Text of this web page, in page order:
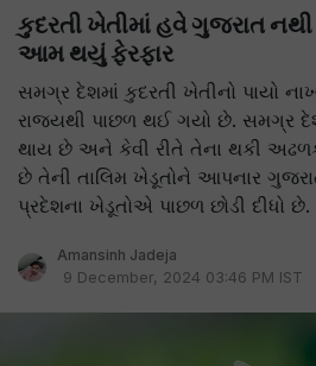
કુદરતી ખેતીમાં હવે ગુજરાત
આમ થયું ફેરફાર
સમગ્ર દેશમાં કુદરતી ખેતીનો પાયો
રાજ્યથી પાછળ થઈ ગયો છે. સમગ્ર
થાય છે અને કેવી રીતે તેના થકી
છે તેની તાલિમ ખેડૂતોને આપનાર
પ્રદેશના ખેડૂતોએ પાછળ છોડી દીધો છે.
Amansinh Jadeja
9 December, 2024 03:46 PM IST